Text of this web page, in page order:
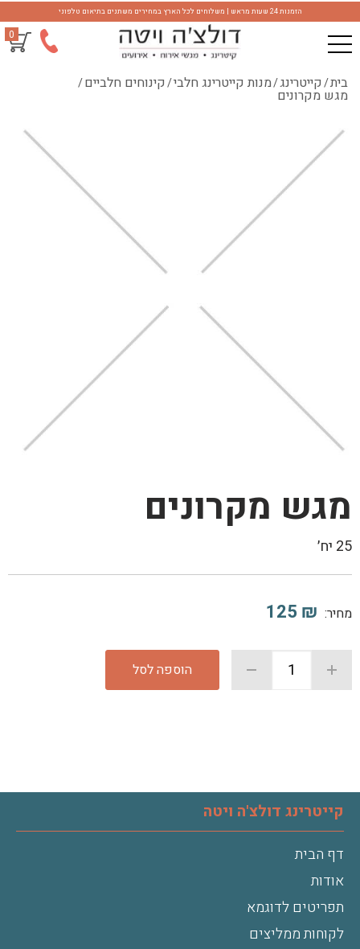
הזמנות 24 שעות מראש | משלוחים לכל הארץ במחירים משתנים בתיאום טלפוני
0
בית/קייטרינג/מנות קייטרינג חלבי/קינוחים חלביים/
מגש מקרונים
מגש מקרונים
25 יח׳
מחיר: ₪
125
הוספה לסל
קייטרינג דולצ'ה ויטה
דף הבית
אודות
תפריטים לדוגמא
לקוחות ממליצים